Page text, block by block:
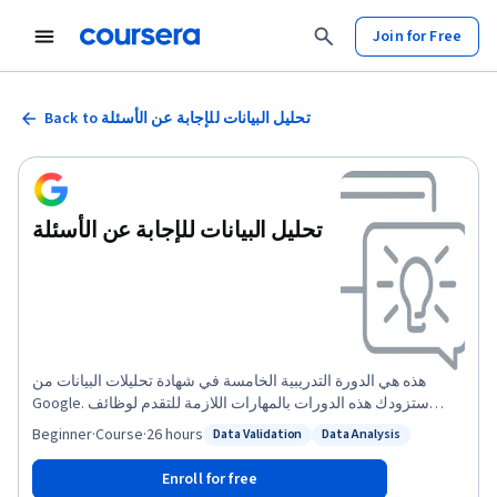
Join for Free
Back to تحليل البيانات للإجابة عن الأسئلة
تحليل البيانات للإجابة عن الأسئلة
هذه هي الدورة التدريبية الخامسة في شهادة تحليلات البيانات من
Google. ستزودك هذه الدورات بالمهارات اللازمة للتقدم لوظائف
محلل البيانات على المستوى التمهيدي. في هذه الدورة، سوف
تستكشف مرحلة "التحليل" في عملية تحليل البيانات. ستستعين بما
تعلمته حتى هذه النقطة وتطبقه على تحليلك لفهم البيانات التي جمعتها.
وستتعلم كيفية تنظيم بياناتك وتنسيقها باستخدام جداول البيانات وSQL
Data Validation
Status: Data Analysis
Data Analysis
Beginner·Course·26 hours
Enroll for free